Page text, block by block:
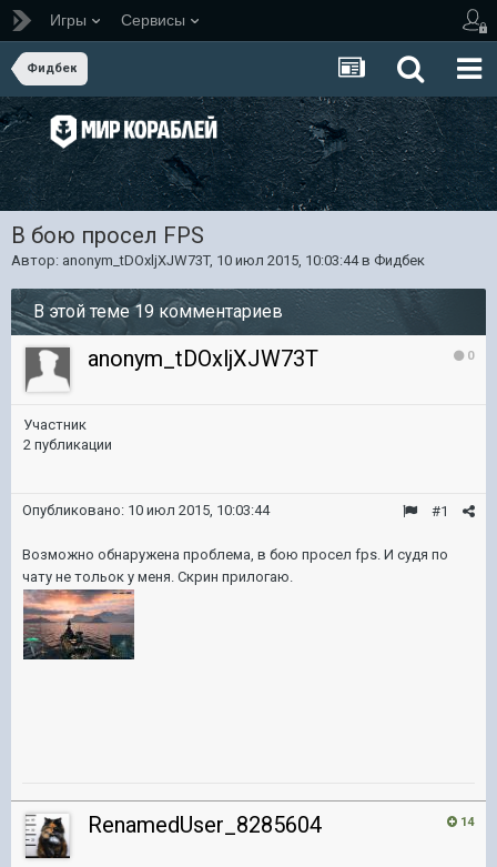
Игры Сервисы
Фидбек
В бою просел FPS
Автор: anonym_tDOxljXJW73T, 10 июл 2015, 10:03:44в Фидбек
В этой теме 19 комментариев
0
anonym_tDOxljXJW73T
Участник
2 публикации
#1
Опубликовано: 10 июл 2015, 10:03:44
Возможно обнаружена проблема, в бою просел fps. И судя по
чату не тольок у меня. Скрин прилогаю.
14
RenamedUser_8285604